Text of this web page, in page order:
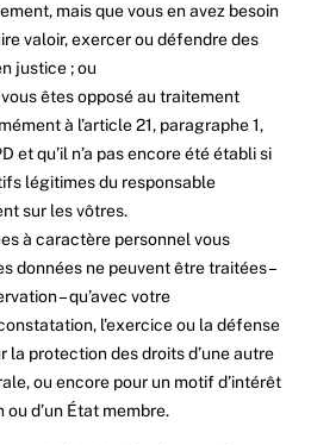
mais que vous en avez besoin
valoir, exercer ou défendre des
justice ; ou
vous êtes opposé au traitement
à l’article 21, paragraphe 1,
et qu’il n’a pas encore été établi si
légitimes du responsable
sur les vôtres.
à caractère personnel vous
données ne peuvent être traitées –
– qu’avec votre
l’exercice ou la défense
la protection des droits d’une autre
ou encore pour un motif d’intérêt
ou d’un État membre.